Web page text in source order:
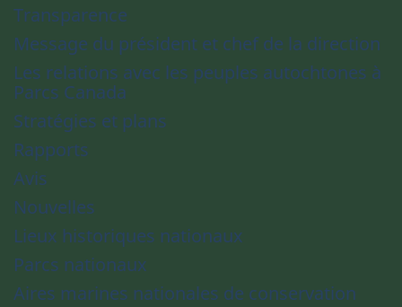
Transparence
Message du président et chef de la direction
Les relations avec les peuples autochtones à
Parcs Canada
Stratégies et plans
Rapports
Avis
Nouvelles
Lieux historiques nationaux
Parcs nationaux
Aires marines nationales de conservation